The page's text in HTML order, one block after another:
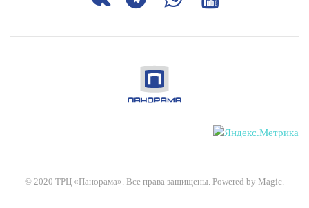
© 2020 ТРЦ «Панорама». Все права защищены. Powered by Magic.